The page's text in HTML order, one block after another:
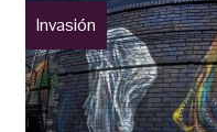
Invasión